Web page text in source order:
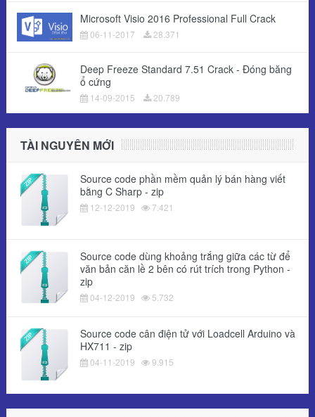
Microsoft Visio 2016 Professional Full Crack
06-11-2017 28.371
Deep Freeze Standard 7.51 Crack - Đóng băng
ổ cứng
14-09-2015 20.789
TÀI NGUYÊN MỚI
Source code phần mềm quản lý bán hàng viết
bằng C Sharp - zip
12-12-2019 7.421
Source code dùng khoảng trắng giữa các từ để
văn bản căn lề 2 bên có rút trích trong Python -
zip
04-12-2019 5.732
Source code cân điện tử với Loadcell Arduino và
HX711 - zip
04-11-2019 9.915